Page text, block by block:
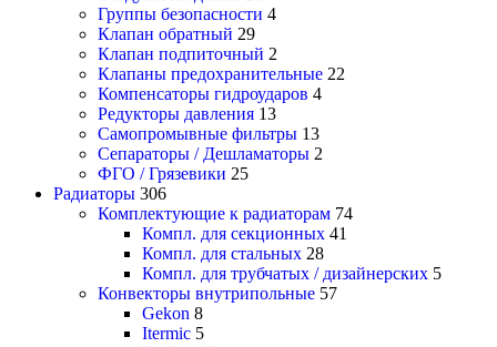
Группы безопасности 4
Клапан обратный 29
Клапан подпиточный 2
Клапаны предохранительные 22
Компенсаторы гидроударов 4
Редукторы давления 13
Самопромывные фильтры 13
Сепараторы / Дешламаторы 2
ФГО / Грязевики 25
Радиаторы 306
Комплектующие к радиаторам 74
Компл. для секционных 41
Компл. для стальных 28
Компл. для трубчатых / дизайнерских 5
Конвекторы внутрипольные 57
Gekon 8
Itermic 5